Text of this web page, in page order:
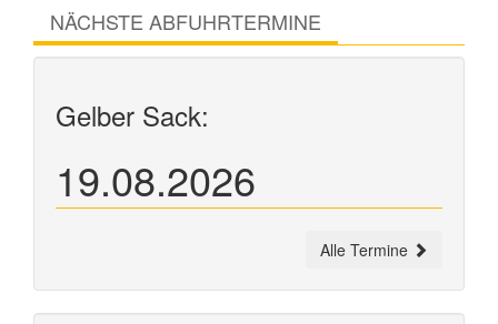
NÄCHSTE ABFUHRTERMINE
Gelber Sack:
19.08.2026
Alle Termine